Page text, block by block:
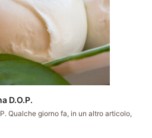
D.O.P.
Qualche giorno fa, in un altro articolo,